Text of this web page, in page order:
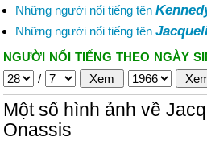
Những người nổi tiếng tên
Những người nổi tiếng tên
NGƯỜI NỔI TIẾNG THEO NGÀY
/
Một số hình ảnh về
Onassis